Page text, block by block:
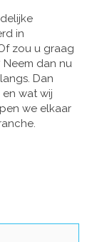
in
zou u graag
Neem dan nu
Dan
wat wij
we elkaar